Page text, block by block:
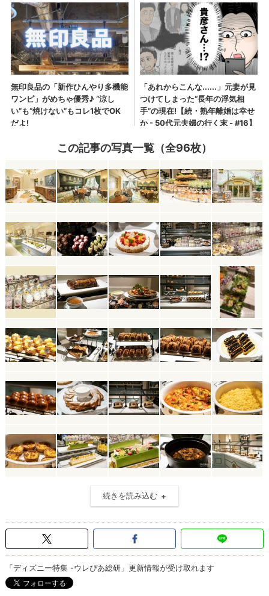
この記事の写真一覧（全96枚）
続きを読み込む
「ディズニー特集 -ウレぴあ総研」更新情報が受け取れます